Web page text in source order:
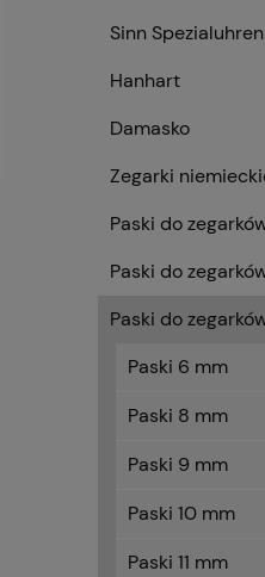
Sinn Spezialuhren
Hanhart
Damasko
Zegarki
Paski do
Paski do
Paski do
Paski 6 mm
Paski 8 mm
Paski 9 mm
Paski 10 mm
Paski 11 mm